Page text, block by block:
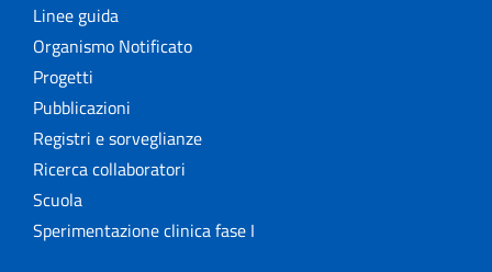
Linee guida
Organismo Notificato
Progetti
Pubblicazioni
Registri e sorveglianze
Ricerca collaboratori
Scuola
Sperimentazione clinica fase I